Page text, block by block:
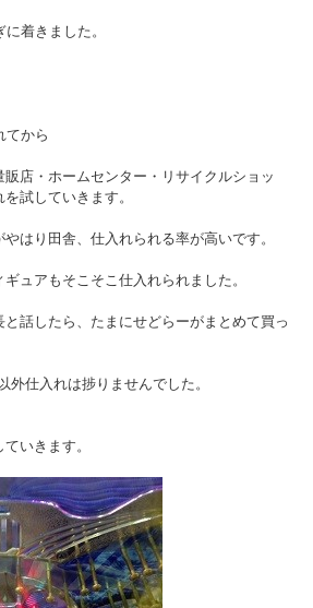
着きました。
てから
店・ホームセンター・リサイクルショッ
試していきます。
はり田舎、仕入れられる率が高いです。
ュアもそこそこ仕入れられました。
と話したら、たまにせどらーがまとめて買っ
外仕入れは捗りませんでした。
いきます。